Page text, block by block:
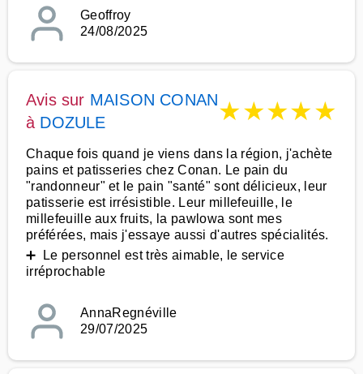
Geoffroy
24/08/2025
Avis sur MAISON CONAN
à DOZULE ★★★★★
Chaque fois quand je viens dans la région, j'achète
pains et patisseries chez Conan. Le pain du
"randonneur" et le pain "santé" sont délicieux, leur
patisserie est irrésistible. Leur millefeuille, le
millefeuille aux fruits, la pawlowa sont mes
préférées, mais j'essaye aussi d'autres spécialités.
➕ Le personnel est très aimable, le service
irréprochable
AnnaRegnéville
29/07/2025